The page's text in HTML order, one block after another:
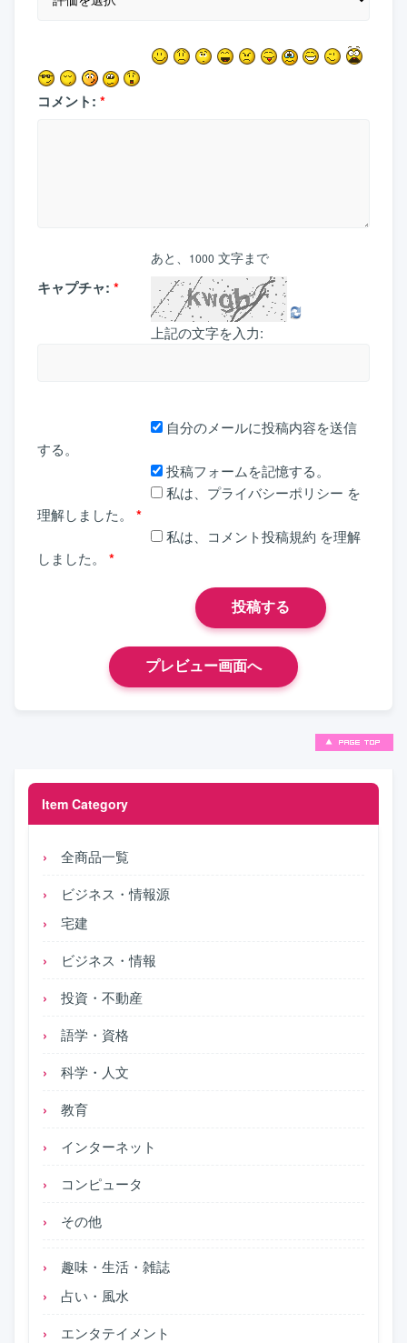
Item Category
全商品一覧
ビジネス・情報源
宅建
ビジネス・情報
投資・不動産
語学・資格
科学・人文
教育
インターネット
コンピュータ
その他
趣味・生活・雑誌
占い・風水
エンタテイメント
コメント: *
あと、 1000 文字まで
キャプチャ: *
上記の文字を入力:
自分のメールに投稿内容を送信
する。
投稿フォームを記憶する。
私は、 プライバシーポリシー を
理解しました。
*
私は、 コメント投稿規約 を理解
しました。
*